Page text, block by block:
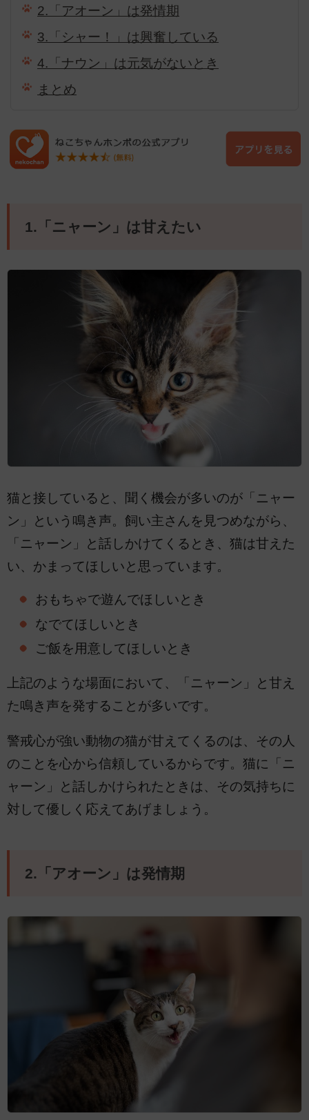
2.「アオーン」は発情期
3.「シャー！」は興奮している
4.「ナウン」は元気がないとき
まとめ
1.「ニャーン」は甘えたい
猫と接していると、聞く機会が多いのが「ニャー
ン」という鳴き声。飼い主さんを見つめながら、
「ニャーン」と話しかけてくるとき、猫は甘えた
い、かまってほしいと思っています。
おもちゃで遊んでほしいとき
なでてほしいとき
ご飯を用意してほしいとき
上記のような場面において、「ニャーン」と甘え
た鳴き声を発することが多いです。
警戒心が強い動物の猫が甘えてくるのは、その人
のことを心から信頼しているからです。猫に「ニ
ャーン」と話しかけられたときは、その気持ちに
対して優しく応えてあげましょう。
2.「アオーン」は発情期